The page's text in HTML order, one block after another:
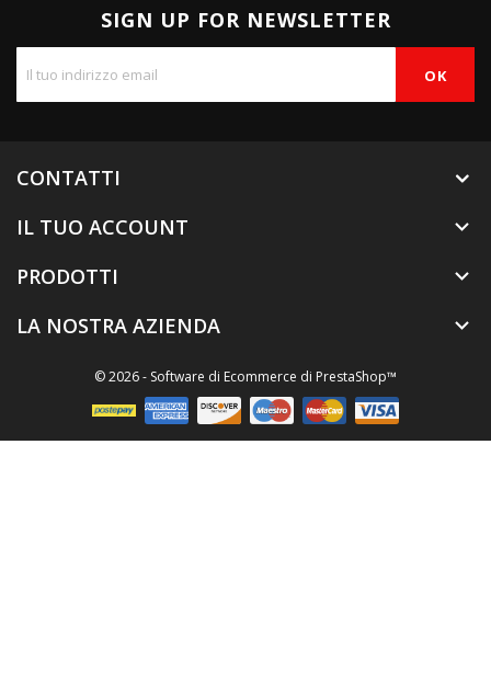
SIGN UP FOR NEWSLETTER
CONTATTI
IL TUO ACCOUNT

PRODOTTI 
LA NOSTRA AZIENDA 
© 2026 - Software di Ecommerce di PrestaShop™